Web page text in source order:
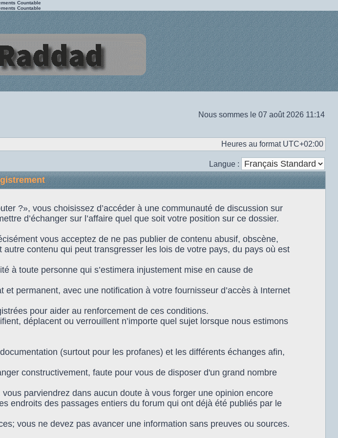
Countable
Countable
Nous sommes le 07 août 2026 11:14
Heures au format UTC+02:00
Langue :
?», vous choisissez d’accéder à une communauté de discussion sur
d’échanger sur l’affaire quel que soit votre position sur ce dossier.
vous acceptez de ne pas publier de contenu abusif, obscène,
contenu qui peut transgresser les lois de votre pays, du pays où est
à toute personne qui s’estimera injustement mise en cause de
permanent, avec une notification à votre fournisseur d’accès à Internet
pour aider au renforcement de ces conditions.
déplacent ou verrouillent n’importe quel sujet lorsque nous estimons
(surtout pour les profanes) et les différents échanges afin,
constructivement, faute pour vous de disposer d'un grand nombre
parviendrez dans aucun doute à vous forger une opinion encore
endroits des passages entiers du forum qui ont déjà été publiés par le
vous ne devez pas avancer une information sans preuves ou sources.